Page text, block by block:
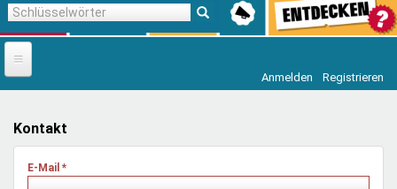
Startseite
News
Jugendnetz
Freizeit & Reisen
Vor Ort
Anmelden Registrieren
Kontakt
E-Mail *